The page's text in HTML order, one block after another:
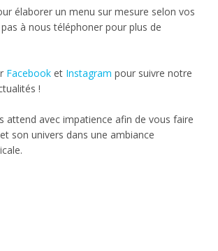
élaborer un menu sur mesure selon vos
pas à nous téléphoner pour plus de
Facebook et Instagram pour suivre notre
!
attend avec impatience afin de vous faire
son univers dans une ambiance